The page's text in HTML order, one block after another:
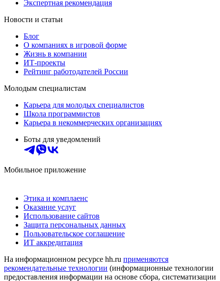
Экспертная рекомендация
Новости и статьи
Блог
О компаниях в игровой форме
Жизнь в компании
ИТ-проекты
Рейтинг работодателей России
Молодым специалистам
Карьера для молодых специалистов
Школа программистов
Карьера в некоммерческих организациях
Боты для уведомлений
Мобильное приложение
Этика и комплаенс
Оказание услуг
Использование сайтов
Защита персональных данных
Пользовательское соглашение
ИТ аккредитация
На информационном ресурсе hh.ru применяются
рекомендательные технологии (информационные технологии
предоставления информации на основе сбора, систематизации